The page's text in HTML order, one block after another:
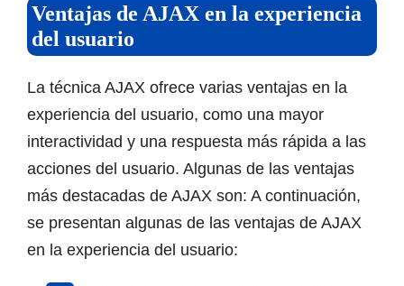
Ventajas de AJAX en la experiencia
del usuario
La técnica AJAX ofrece varias ventajas en la
experiencia del usuario, como una mayor
interactividad y una respuesta más rápida a las
acciones del usuario. Algunas de las ventajas
más destacadas de AJAX son: A continuación,
se presentan algunas de las ventajas de AJAX
en la experiencia del usuario: